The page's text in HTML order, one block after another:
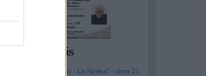
Miccolis
Funebre "Il Tulipano - La Ninfea" - dom 21